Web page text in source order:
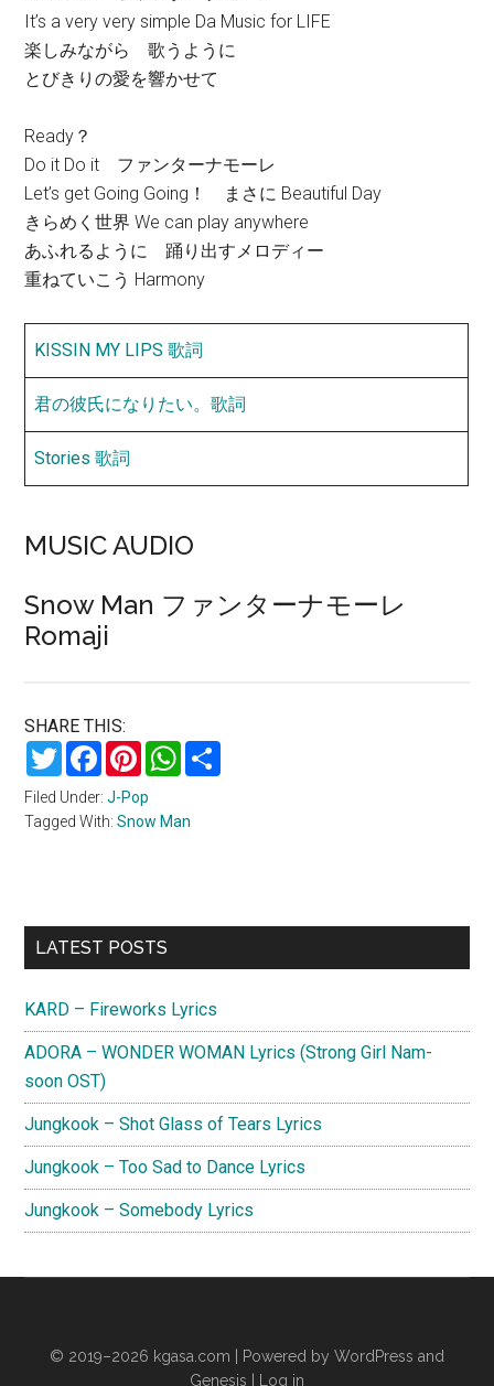
It’s a very very simple Da Music for LIFE
楽しみながら 歌うように
とびきりの愛を響かせて
Ready？
Do it Do it ファンターナモーレ
Let’s get Going Going！ まさに Beautiful Day
きらめく世界 We can play anywhere
あふれるように 踊り出すメロディー
重ねていこう Harmony
KISSIN MY LIPS 歌詞
君の彼氏になりたい。歌詞
Stories 歌詞
MUSIC AUDIO
Snow Man ファンターナモーレ
Romaji
SHARE THIS:
TwitterFacebookPinterestWhatsApp
Filed Under:J-Pop
Tagged With:Snow Man
Primary
LATEST POSTS
KARD – Fireworks Lyrics
ADORA – WONDER WOMAN Lyrics (Strong Girl Nam-
soon OST)
Jungkook – Shot Glass of Tears Lyrics
Jungkook – Too Sad to Dance Lyrics
Jungkook – Somebody Lyrics
© 2019–2026 kgasa.com | Powered by WordPress and
Genesis |
Log in